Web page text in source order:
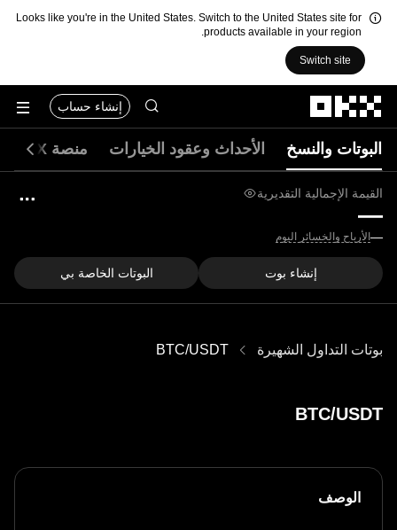
Looks like you're in the United States. Switch to the United States site for
products available in your region.
Switch site
إنشاء حساب
البوتات والنسخ الأحداث وعقود الخيارات منصة DEX
القيمة الإجمالية التقديرية
—
—الأرباح والخسائر اليوم
إنشاء بوت البوتات الخاصة بي
بوتات التداول الشهيرة BTC/USDT
BTC/USDT
الوصف